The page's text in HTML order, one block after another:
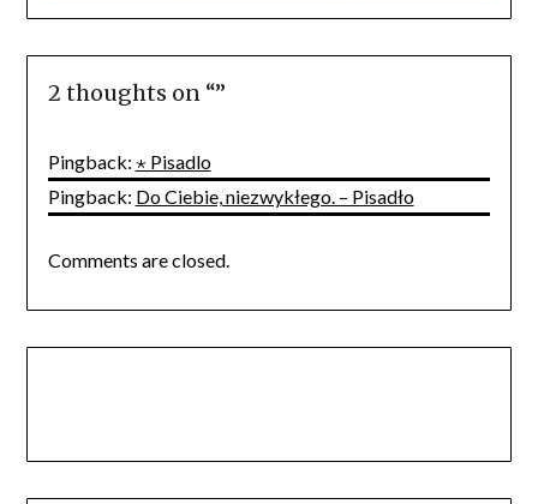
2 thoughts on “”
Pingback: ⋆ Pisadlo
Pingback: Do Ciebie, niezwykłego. – Pisadło
Comments are closed.